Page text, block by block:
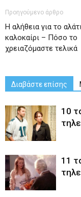
Προηγούμενο άρθρο
Η αλήθεια για το
καλοκαίρι – Πόσο το
χρειαζόμαστε τελικά
Διαβάστε επίσης
10
11